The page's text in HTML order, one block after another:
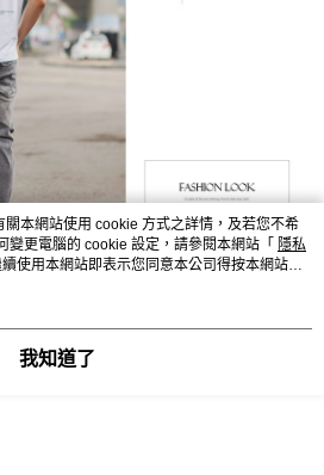
本網站使用 cookie 方式之詳情，及若您不希
變更電腦的 cookie 設定，請參閱本網站「 隱私
使用本網站即表示您同意本公司得按本網站使
。
我知道了